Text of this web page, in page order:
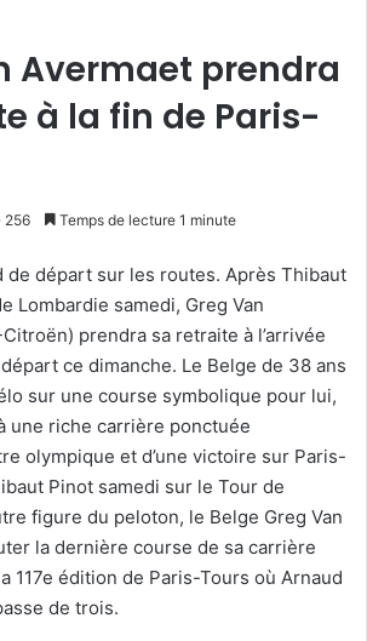
Avermaet prendra
à la fin de Paris-
256 Temps de lecture 1 minute
de départ sur les routes. Après Thibaut
Lombardie samedi, Greg Van
Citroën) prendra sa retraite à l’arrivée
ce dimanche. Le Belge de 38 ans
sur une course symbolique pour lui,
une riche carrière ponctuée
olympique et d’une victoire sur Paris-
Pinot samedi sur le Tour de
figure du peloton, le Belge Greg Van
la dernière course de sa carrière
117e édition de Paris-Tours où Arnaud
de trois.